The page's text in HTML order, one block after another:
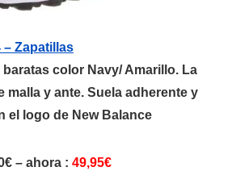
– Zapatillas
color Navy/ Amarillo. La
malla y ante. Suela adherente y
el logo de New Balance
– ahora : 49,95€